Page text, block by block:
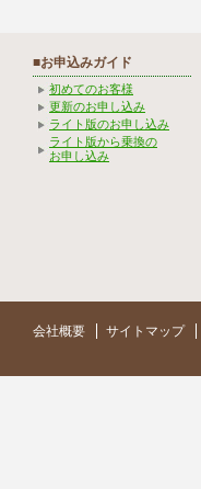
■お申込みガイド
初めてのお客様
更新のお申し込み
ライト版のお申し込み
ライト版から乗換の
お申し込み
会社概要 サイトマップ